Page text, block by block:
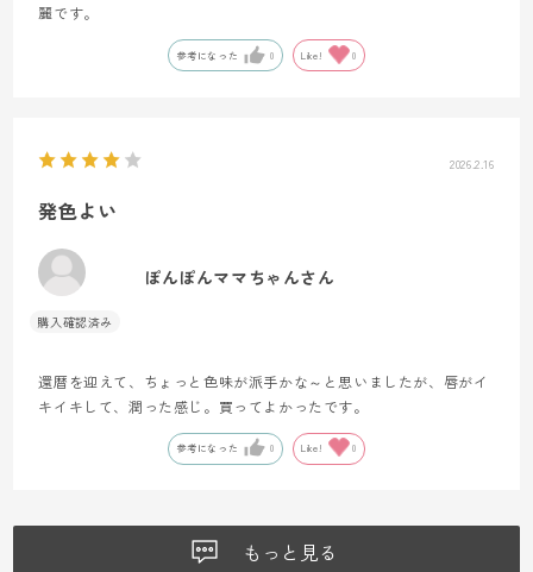
麗です。
参考になった 0 Like! 0
2026.2.16
発色よい
ぽんぽんママちゃんさん
還暦を迎えて、ちょっと色味が派手かな～と思いましたが、唇がイ
キイキして、潤った感じ。買ってよかったです。
参考になった 0 Like! 0
もっと見る